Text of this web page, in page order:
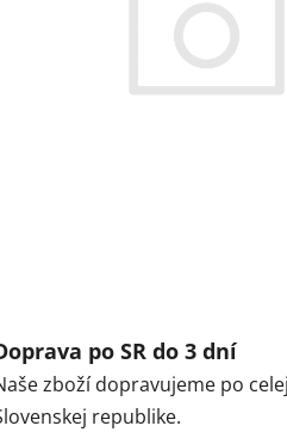
po SR do 3 dní
zboží dopravujeme po celej
republike.